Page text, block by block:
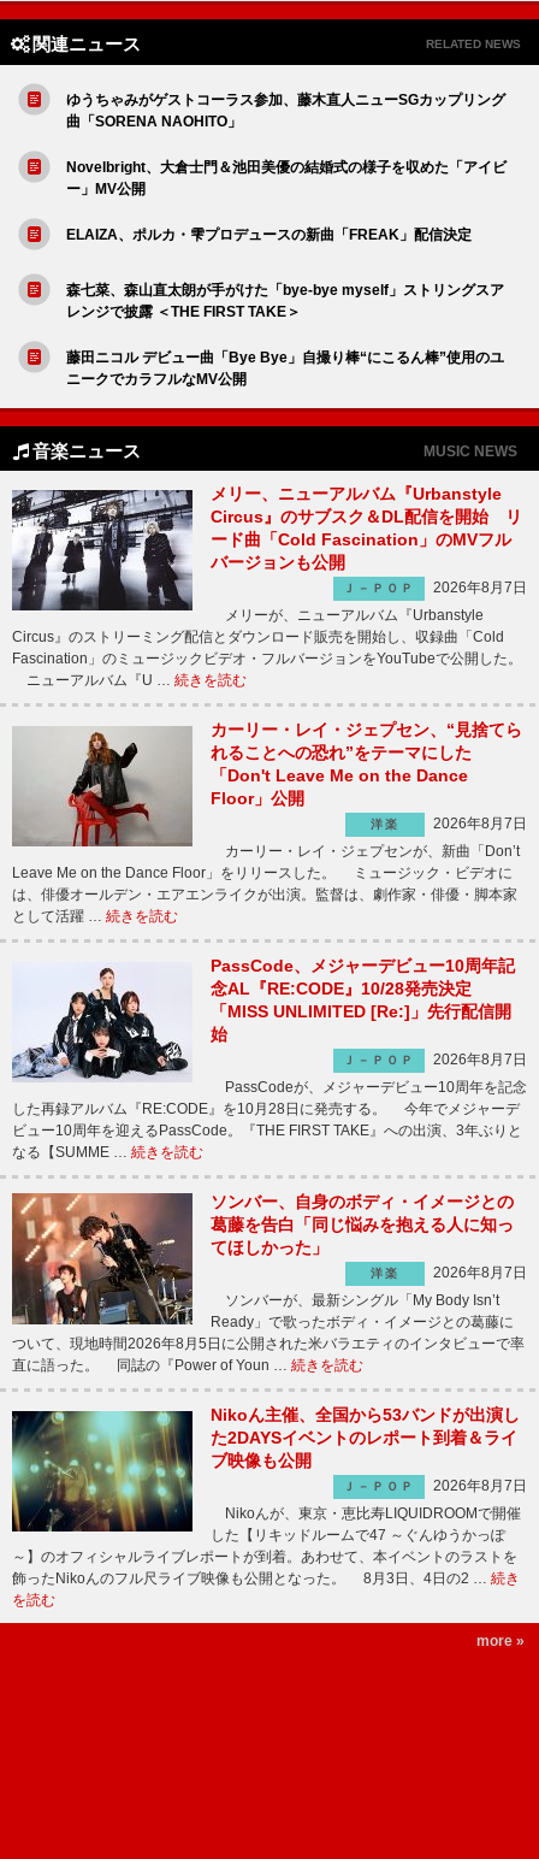
関連ニュース RELATED NEWS
ゆうちゃみがゲストコーラス参加、藤木直人ニューSGカップリング
曲「SORENA NAOHITO」
Novelbright、大倉士門＆池田美優の結婚式の様子を収めた「アイビ
ー」MV公開
ELAIZA、ポルカ・雫プロデュースの新曲「FREAK」配信決定
森七菜、森山直太朗が手がけた「bye-bye myself」ストリングスア
レンジで披露 ＜THE FIRST TAKE＞
藤田ニコル デビュー曲「Bye Bye」自撮り棒“にこるん棒”使用のユ
ニークでカラフルなMV公開
音楽ニュース MUSIC NEWS
メリー、ニューアルバム『Urbanstyle
Circus』のサブスク＆DL配信を開始 リ
ード曲「Cold Fascination」のMVフル
バージョンも公開
Ｊ－ＰＯＰ
2026年8月7日
メリーが、ニューアルバム『Urbanstyle
Circus』のストリーミング配信とダウンロード販売を開始し、収録曲「Cold
Fascination」のミュージックビデオ・フルバージョンをYouTubeで公開した。
ニューアルバム『U … 続きを読む
カーリー・レイ・ジェプセン、“見捨てら
れることへの恐れ”をテーマにした
「Don't Leave Me on the Dance
Floor」公開
洋楽
2026年8月7日
カーリー・レイ・ジェプセンが、新曲「Don’t
Leave Me on the Dance Floor」をリリースした。 ミュージック・ビデオに
は、俳優オールデン・エアエンライクが出演。監督は、劇作家・俳優・脚本家
として活躍 … 続きを読む
PassCode、メジャーデビュー10周年記
念AL『RE:CODE』10/28発売決定
「MISS UNLIMITED [Re:]」先行配信開
始
Ｊ－ＰＯＰ
2026年8月7日
PassCodeが、メジャーデビュー10周年を記念
した再録アルバム『RE:CODE』を10月28日に発売する。 今年でメジャーデ
ビュー10周年を迎えるPassCode。『THE FIRST TAKE』への出演、3年ぶりと
なる【SUMME … 続きを読む
ソンバー、自身のボディ・イメージとの
葛藤を告白「同じ悩みを抱える人に知っ
てほしかった」
洋楽
2026年8月7日
ソンバーが、最新シングル「My Body Isn’t
Ready」で歌ったボディ・イメージとの葛藤に
ついて、現地時間2026年8月5日に公開された米バラエティのインタビューで率
直に語った。 同誌の『Power of Youn … 続きを読む
Nikoん主催、全国から53バンドが出演し
た2DAYSイベントのレポート到着＆ライ
ブ映像も公開
Ｊ－ＰＯＰ
2026年8月7日
Nikoんが、東京・恵比寿LIQUIDROOMで開催
した【リキッドルームで47 ～ぐんゆうかっぽ
～】のオフィシャルライブレポートが到着。あわせて、本イベントのラストを
飾ったNikoんのフル尺ライブ映像も公開となった。 8月3日、4日の2 … 続き
を読む
more »